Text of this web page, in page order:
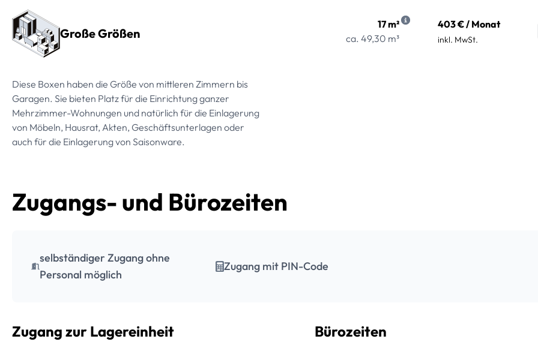
Große Größen
Diese Boxen haben die Größe von mittleren Zimmern bis
Garagen. Sie bieten Platz für die Einrichtung ganzer
Mehrzimmer-Wohnungen und natürlich für die Einlagerung
von Möbeln, Hausrat, Akten, Geschäftsunterlagen oder
auch für die Einlagerung von Saisonware.
17 m²
ca. 49,30 m³
403 € / Monat
inkl. MwSt.
Zugangs- und Bürozeiten
selbständiger Zugang ohne
Personal möglich
Zugang mit PIN-Code
Zugang zur Lagereinheit Bürozeiten